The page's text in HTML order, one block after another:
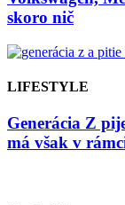
skoro nič
LIFESTYLE
Generácia Z
má však v